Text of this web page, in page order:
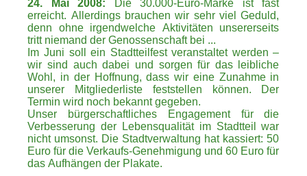
24. Mai 2008: Die 30.000-Euro-Marke ist fast
erreicht. Allerdings brauchen wir sehr viel Geduld,
denn ohne irgendwelche Aktivitäten unsererseits
tritt niemand der Genossenschaft bei ...
Im Juni soll ein Stadtteilfest veranstaltet werden –
wir sind auch dabei und sorgen für das leibliche
Wohl, in der Hoffnung, dass wir eine Zunahme in
unserer Mitgliederliste feststellen können. Der
Termin wird noch bekannt gegeben.
Unser bürgerschaftliches Engagement für die
Verbesserung der Lebensqualität im Stadtteil war
nicht umsonst. Die Stadtverwaltung hat kassiert: 50
Euro für die Verkaufs-Genehmigung und 60 Euro für
das Aufhängen der Plakate.